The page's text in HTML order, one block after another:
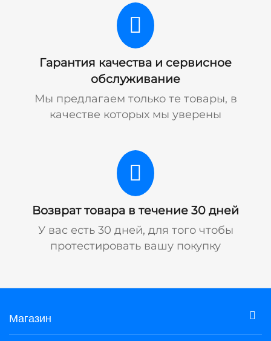
Гарантия качества и сервисное
обслуживание
Мы предлагаем только те товары, в
качестве которых мы уверены
Возврат товара в течение 30 дней
У вас есть 30 дней, для того чтобы
протестировать вашу покупку
Магазин